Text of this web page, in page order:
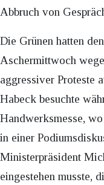
Abbruch von
Die Grünen hatten
Aschermittwoch
aggressiver Proteste
Habeck besuchte
Handwerksmesse,
in einer
Ministerpräsident
eingestehen musste,